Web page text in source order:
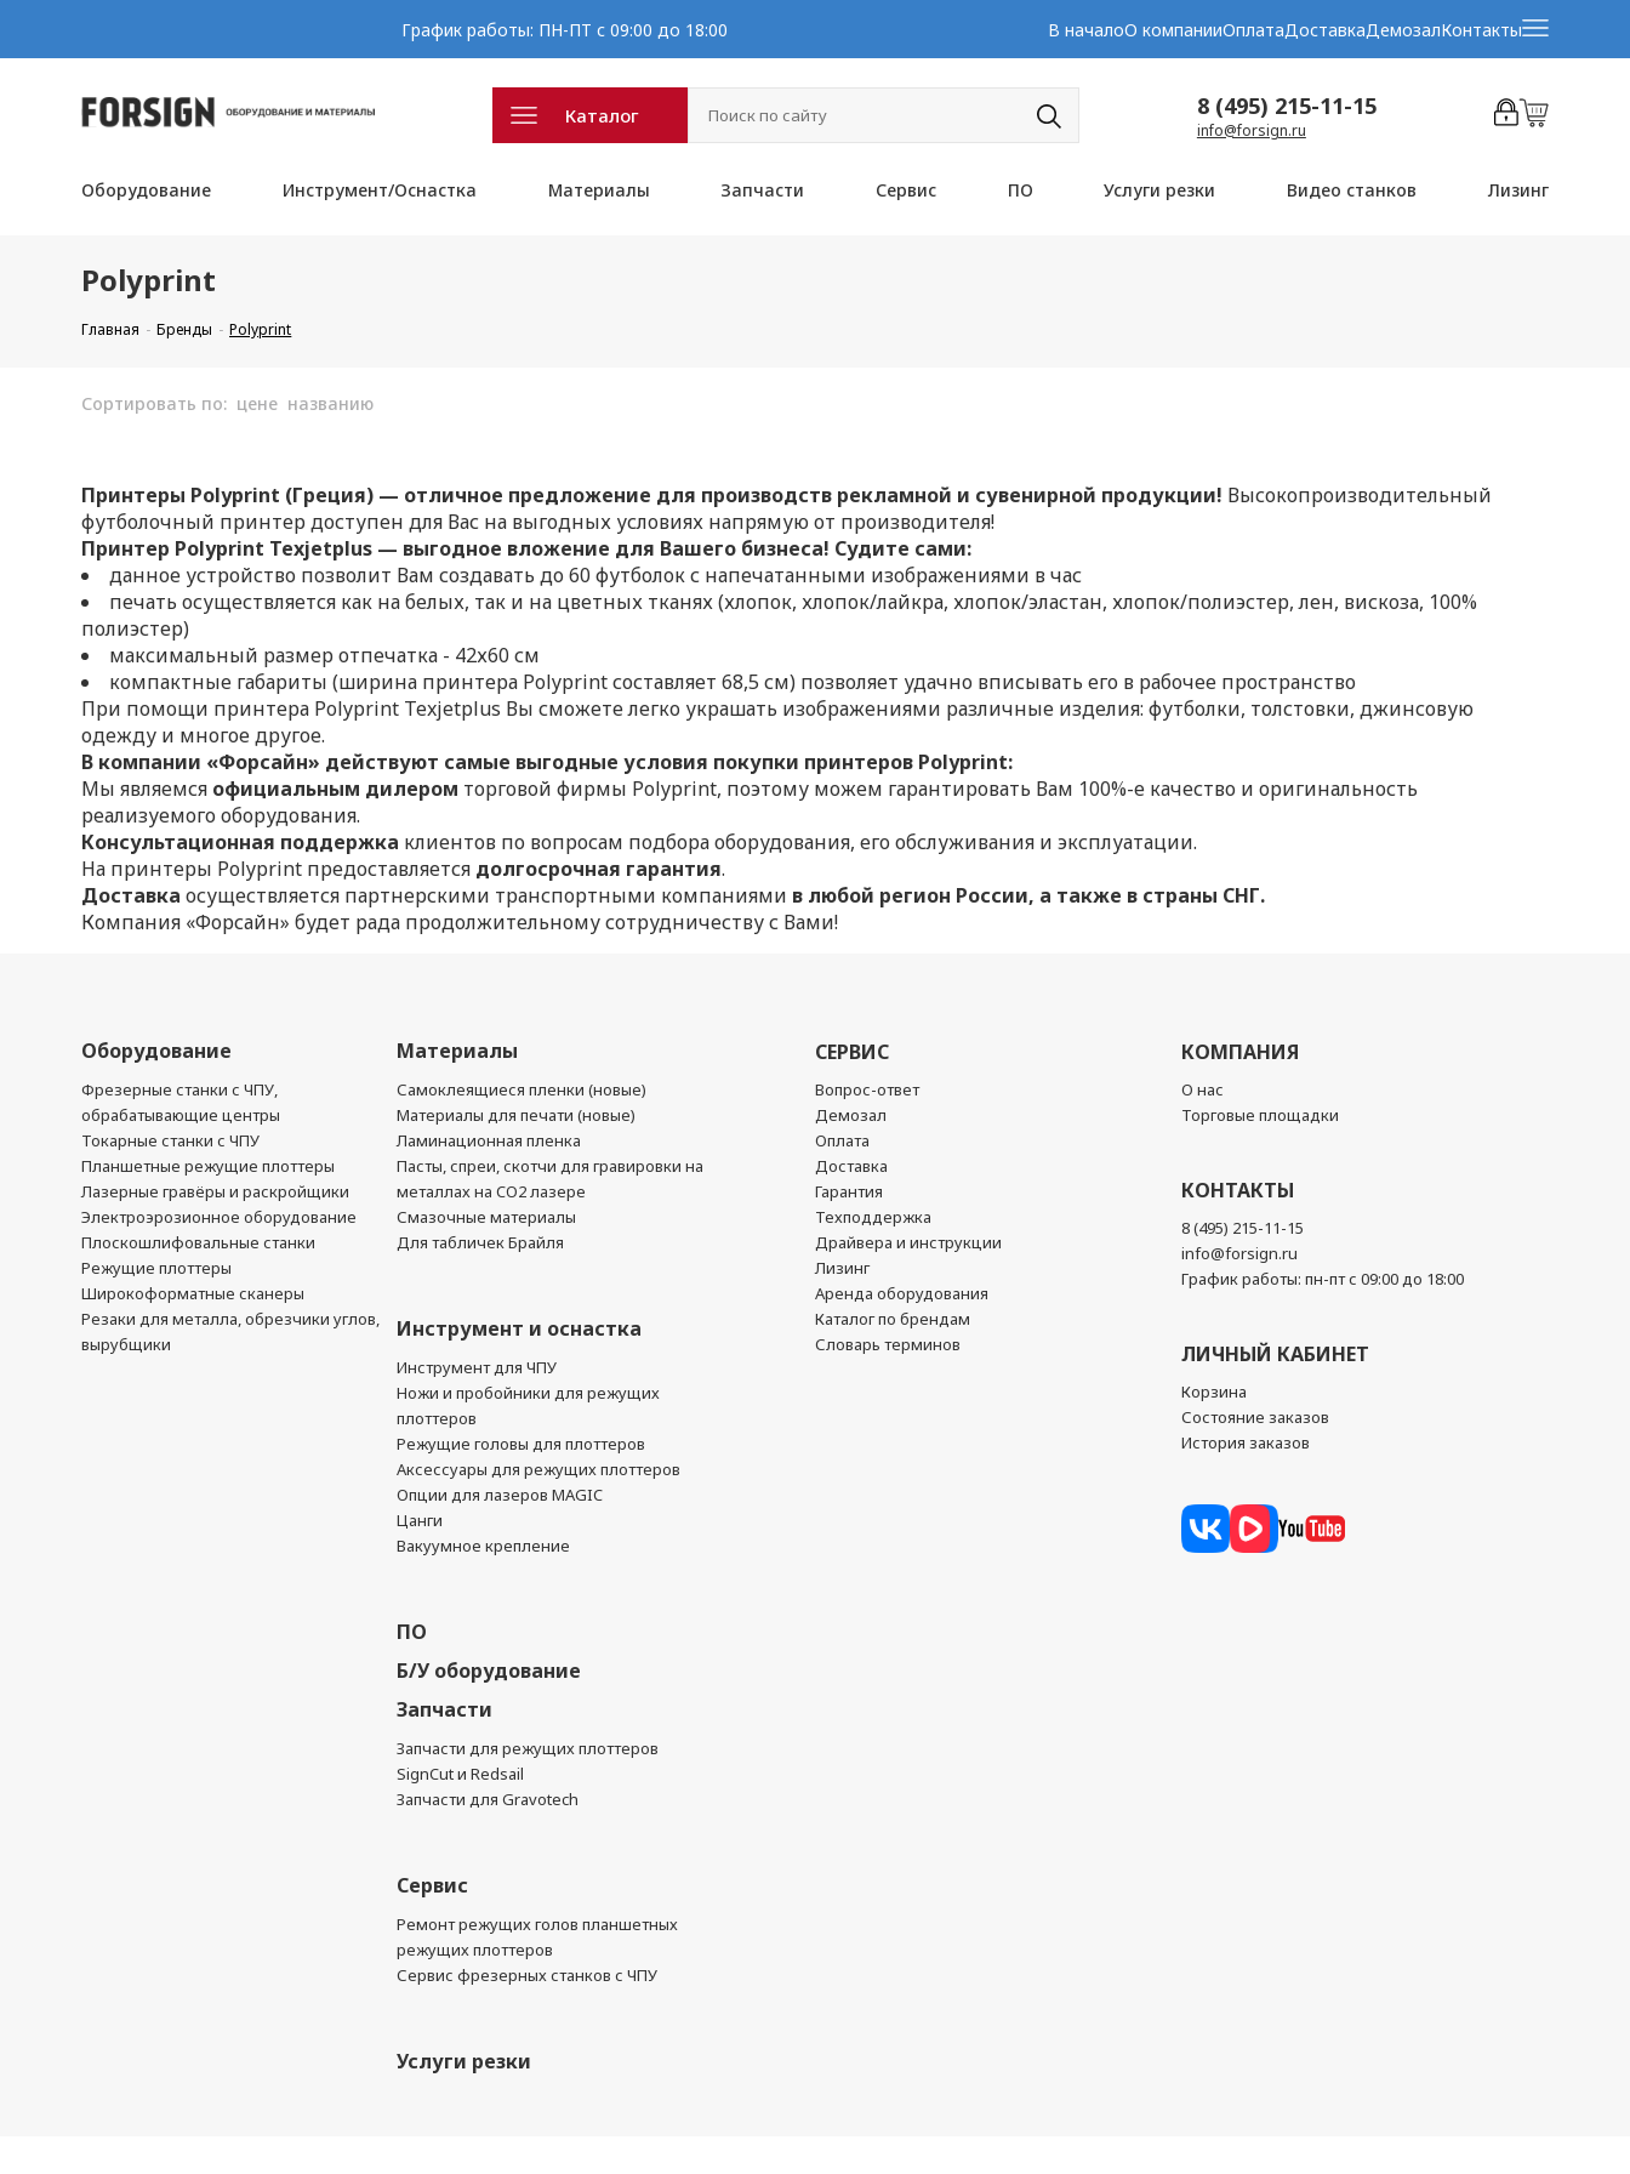
График работы: ПН-ПТ с 09:00 до 18:00 В началоО компанииОплатаДоставкаДемозалКонтакты
Каталог 8 (495) 215-11-15
info@forsign.ru
Оборудование Инструмент/Оснастка Материалы Запчасти Сервис ПО Услуги резки Видео станков Лизинг
Polyprint
Главная Бренды Polyprint
Сортировать по: цене названию
Принтеры Polyprint (Греция) — отличное предложение для производств рекламной и сувенирной продукции! Высокопроизводительный
футболочный принтер доступен для Вас на выгодных условиях напрямую от производителя!
Принтер Polyprint Texjetplus — выгодное вложение для Вашего бизнеса! Судите сами:
данное устройство позволит Вам создавать до 60 футболок с напечатанными изображениями в час
печать осуществляется как на белых, так и на цветных тканях (хлопок, хлопок/лайкра, хлопок/эластан, хлопок/полиэстер, лен, вискоза, 100%
полиэстер)
максимальный размер отпечатка - 42х60 см
компактные габариты (ширина принтера Polyprint составляет 68,5 см) позволяет удачно вписывать его в рабочее пространство
При помощи принтера Polyprint Texjetplus Вы сможете легко украшать изображениями различные изделия: футболки, толстовки, джинсовую
одежду и многое другое.
В компании «Форсайн» действуют самые выгодные условия покупки принтеров Polyprint:
Мы являемся официальным дилером торговой фирмы Polyprint, поэтому можем гарантировать Вам 100%-е качество и оригинальность
реализуемого оборудования.
Консультационная поддержка клиентов по вопросам подбора оборудования, его обслуживания и эксплуатации.
На принтеры Polyprint предоставляется долгосрочная гарантия.
Доставка осуществляется партнерскими транспортными компаниями в любой регион России, а также в страны СНГ.
Компания «Форсайн» будет рада продолжительному сотрудничеству с Вами!
Оборудование
Фрезерные станки с ЧПУ,
обрабатывающие центры
Токарные станки с ЧПУ
Планшетные режущие плоттеры
Лазерные гравёры и раскройщики
Электроэрозионное оборудование
Плоскошлифовальные станки
Режущие плоттеры
Широкоформатные сканеры
Резаки для металла, обрезчики углов,
вырубщики
Материалы
Самоклеящиеся пленки (новые)
Материалы для печати (новые)
Ламинационная пленка
Пасты, спреи, скотчи для гравировки на
металлах на CO2 лазере
Смазочные материалы
Для табличек Брайля
Инструмент и оснастка
Инструмент для ЧПУ
Ножи и пробойники для режущих
плоттеров
Режущие головы для плоттеров
Аксессуары для режущих плоттеров
Опции для лазеров MAGIC
Цанги
Вакуумное крепление
ПО
Б/У оборудование
Запчасти
Запчасти для режущих плоттеров
SignCut и Redsail
Запчасти для Gravotech
Сервис
Ремонт режущих голов планшетных
режущих плоттеров
Сервис фрезерных станков с ЧПУ
Услуги резки
СЕРВИС
Вопрос-ответ
Демозал
Оплата
Доставка
Гарантия
Техподдержка
Драйвера и инструкции
Лизинг
Аренда оборудования
Каталог по брендам
Словарь терминов
КОМПАНИЯ
О нас
Торговые площадки
КОНТАКТЫ
8 (495) 215-11-15
info@forsign.ru
График работы: пн-пт с 09:00 до 18:00
ЛИЧНЫЙ КАБИНЕТ
Корзина
Состояние заказов
История заказов